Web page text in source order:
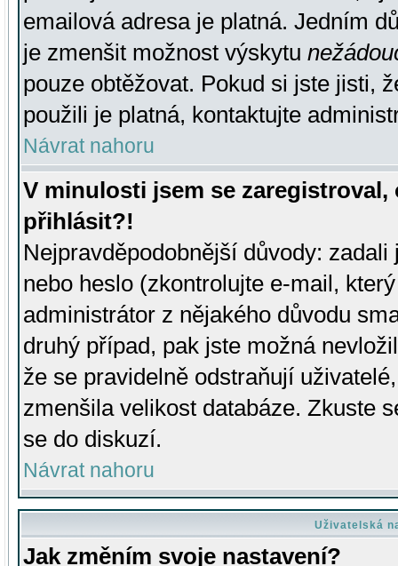
emailová adresa je platná. Jedním
je zmenšit možnost výskytu
pouze obtěžovat. Pokud si jste jisti,
použili je platná, kontaktujte
Návrat nahoru
V minulosti jsem se
přihlásit?!
Nejpravděpodobnější důvody:
nebo heslo (zkontrolujte e-mail,
administrátor z nějakého důvodu
druhý případ, pak jste možná
že se pravidelně odstraňují
zmenšila velikost databáze. Zkuste
se do diskuzí.
Návrat nahoru
Uživatelská
Jak změním svoje nastavení?